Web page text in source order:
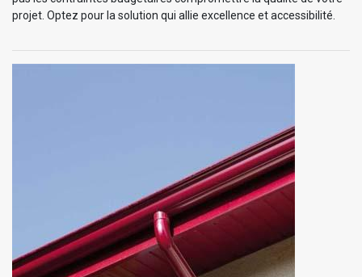
projet. Optez pour la solution qui allie excellence et accessibilité.